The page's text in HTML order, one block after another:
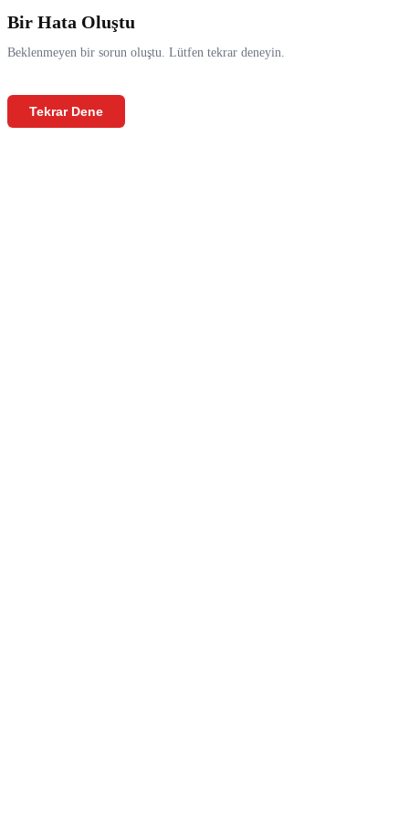
Bir Hata Oluştu
Beklenmeyen bir sorun oluştu. Lütfen tekrar deneyin.
Tekrar Dene